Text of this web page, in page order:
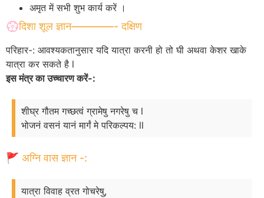
अमृत में सभी शुभ कार्य करें ।
💮दिशा शूल ज्ञान————- दक्षिण
परिहार-: आवश्यकतानुसार यदि यात्रा करनी हो तो घी अथवा केशर खाके
यात्रा कर सकते है l
इस मंत्र का उच्चारण करें-:
शीघ्र गौतम गच्छत्वं ग्रामेषु नगरेषु च l
भोजनं वसनं यानं मार्गं मे परिकल्पय: ll
🚩 अग्नि वास ज्ञान -:
यात्रा विवाह व्रत गोचरेषु,